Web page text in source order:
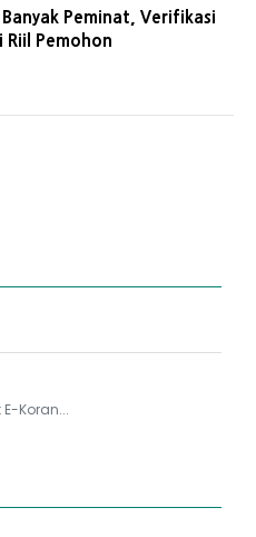
Peminat, Verifikasi
Riil Pemohon
Koran...